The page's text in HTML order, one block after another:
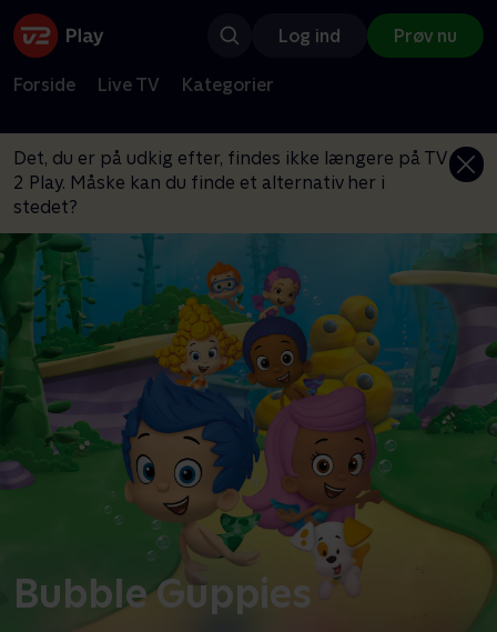
Log ind Prøv nu
Forside Live TV Kategorier
Det, du er på udkig efter, findes ikke længere på TV
2 Play. Måske kan du finde et alternativ her i
stedet?
Bubble Guppies